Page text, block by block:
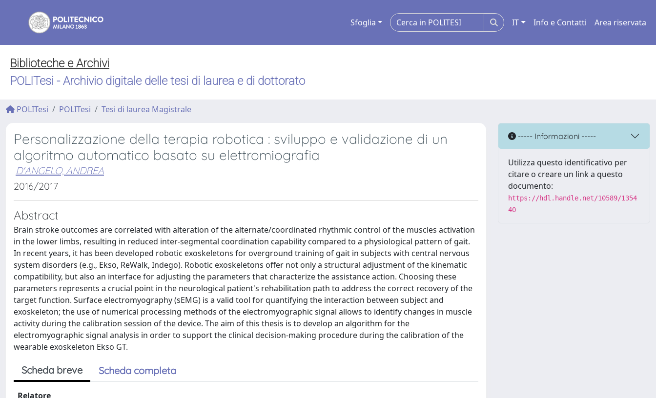
Sfoglia IT Info e Contatti Area riservata
Biblioteche e Archivi
POLITesi - Archivio digitale delle tesi di laurea e di dottorato
POLITesi POLITesi Tesi di laurea Magistrale
Personalizzazione della terapia robotica : sviluppo e validazione di un
algoritmo automatico basato su elettromiografia
D'ANGELO, ANDREA
2016/2017
Abstract
Brain stroke outcomes are correlated with alteration of the alternate/coordinated rhythmic control of the muscles activation
in the lower limbs, resulting in reduced inter-segmental coordination capability compared to a physiological pattern of gait.
In recent years, it has been developed robotic exoskeletons for overground training of gait in subjects with central nervous
system disorders (e.g., Ekso, ReWalk, Indego). Robotic exoskeletons offer not only a structural adjustment of the kinematic
compatibility, but also an interface for adjusting the parameters that characterize the assistance action. Choosing these
parameters represents a crucial point in the neurological patient's rehabilitation path to address the correct recovery of the
target function. Surface electromyography (sEMG) is a valid tool for quantifying the interaction between subject and
exoskeleton; the use of numerical processing methods of the electromyographic signal allows to identify changes in muscle
activity during the calibration session of the device. The aim of this thesis is to develop an algorithm for the
electromyographic signal analysis in order to support the clinical decision-making procedure during the calibration of the
wearable exoskeleton Ekso GT.
Scheda breve Scheda completa
Relatore
----- Informazioni -----
Utilizza questo identificativo per
citare o creare un link a questo
documento:
https://hdl.handle.net/10589/1354
40